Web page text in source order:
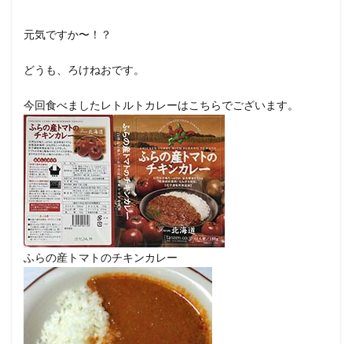
元気ですか〜！？
どうも、ろけねおです。
今回食べましたレトルトカレーはこちらでございます。
ふらの産トマトのチキンカレー